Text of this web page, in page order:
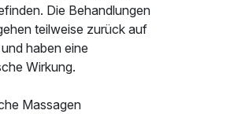
Die Behandlungen
teilweise zurück auf
haben eine
Wirkung.
Massagen